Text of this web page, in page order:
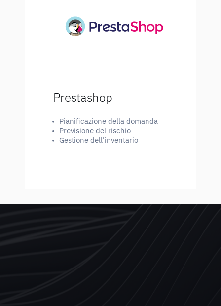
Prestashop
• Pianificazione della domanda
• Previsione del rischio
• Gestione dell'inventario